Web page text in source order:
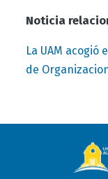
Noticia
La UAM acogió
de